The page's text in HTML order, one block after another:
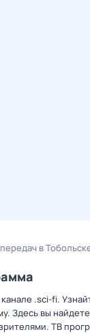
в
.sci-fi.
вы
ТВ